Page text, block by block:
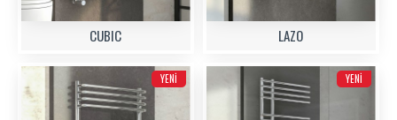
CUBIC LAZO
YENI YENI